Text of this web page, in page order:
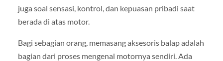
juga soal sensasi, kontrol, dan kepuasan pribadi saat
berada di atas motor.
Bagi sebagian orang, memasang aksesoris balap adalah
bagian dari proses mengenal motornya sendiri. Ada